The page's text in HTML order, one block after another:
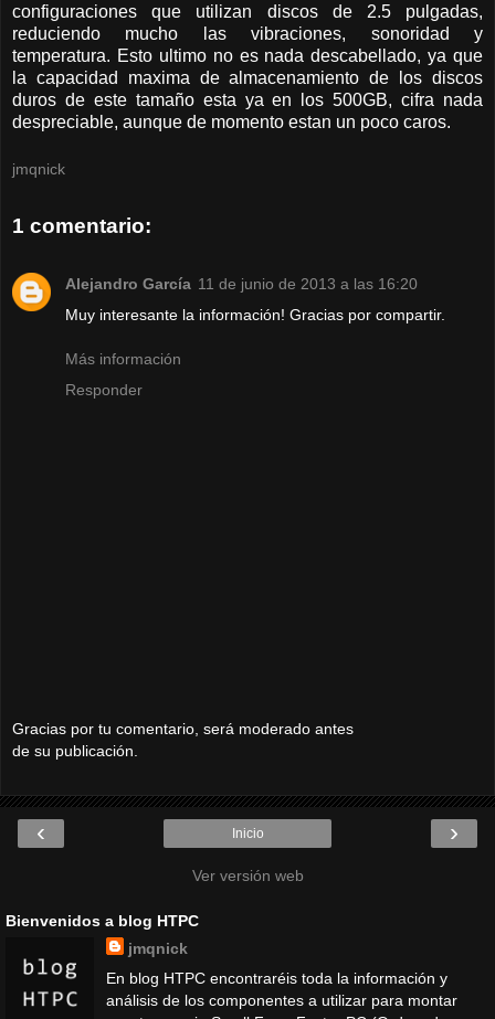
configuraciones que utilizan discos de 2.5 pulgadas,
reduciendo mucho las vibraciones, sonoridad y
temperatura. Esto ultimo no es nada descabellado, ya que
la capacidad maxima de almacenamiento de los discos
duros de este tamaño esta ya en los 500GB, cifra nada
despreciable, aunque de momento estan un poco caros.
jmqnick
1 comentario:
Alejandro García 11 de junio de 2013 a las 16:20
Muy interesante la información! Gracias por compartir.
Más información
Responder
Gracias por tu comentario, será moderado antes
de su publicación.
‹ ›
Inicio
Ver versión web
Bienvenidos a blog HTPC
jmqnick
En blog HTPC encontraréis toda la información y
análisis de los componentes a utilizar para montar